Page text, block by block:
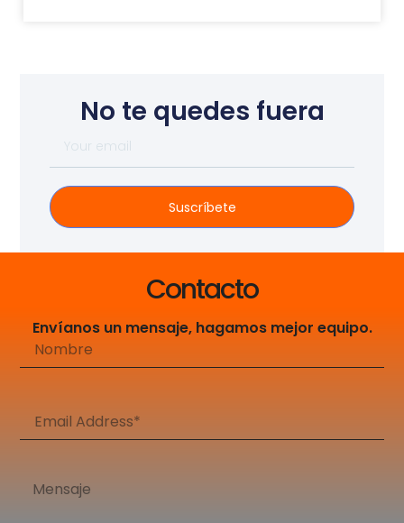
No te quedes fuera
Suscríbete
Contacto
Envíanos un mensaje, hagamos mejor equipo.